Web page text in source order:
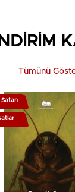
Satan
Tümünü